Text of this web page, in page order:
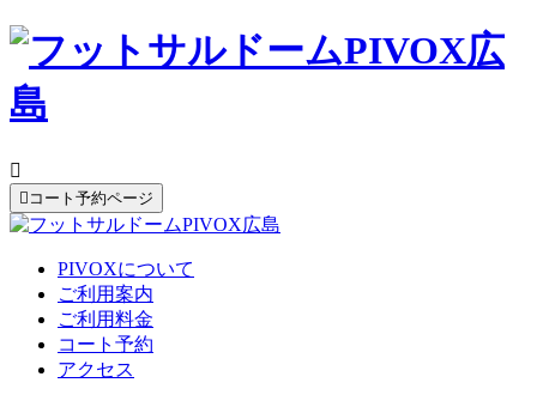

 コート予約ページ
PIVOXについて
ご利用案内
ご利用料金
コート予約
アクセス